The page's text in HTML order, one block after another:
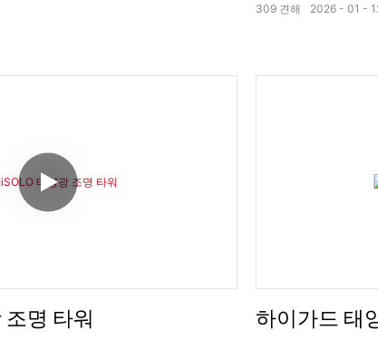
2026 01
309 견해
명 타워 하이가드 태